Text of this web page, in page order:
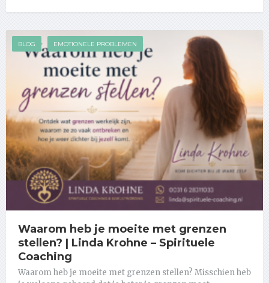
BLOG EMOTIONELE PROBLEMEN
Waarom heb je moeite met grenzen
stellen? | Linda Krohne – Spirituele
Coaching
Waarom heb je moeite met grenzen stellen? Misschien heb